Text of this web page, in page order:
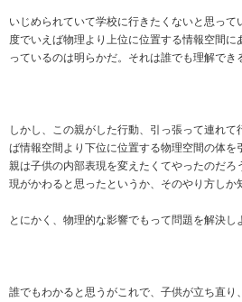
いじめられていて学校に行きたくないと思って
度でいえば物理より上位に位置する情報空間に
っているのは明らかだ。それは誰でも理解でき
しかし、この親がした行動、引っ張って連れて
ば情報空間より下位に位置する物理空間の体を
親は子供の内部表現を変えたくてやったのだろ
現がかわると思ったというか、そのやり方しか
とにかく、物理的な影響でもって問題を解決し
誰でもわかると思うがこれで、子供が立ち直り